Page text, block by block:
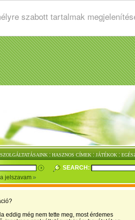
szabott tartalmak
SZOLGÁLTATÁSAINK : HASZNOS CÍMEK : JÁTÉKOK :
SEARCH:
jelszavam
eddig még nem tette meg, most érdemes